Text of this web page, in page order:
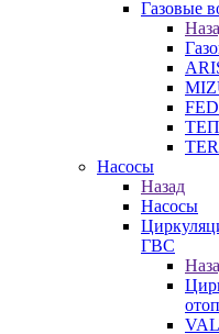
Газовые
Насосы
Назад
Насосы
ГВС